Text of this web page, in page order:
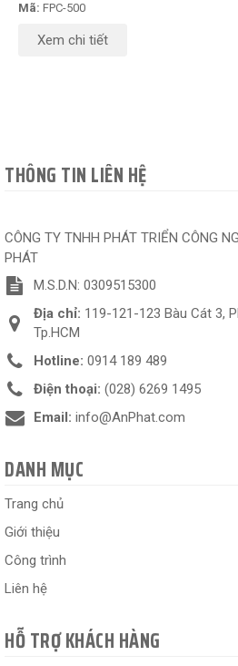
Mã: FPC-500
Xem chi tiết
THÔNG TIN LIÊN HỆ
CÔNG TY TNHH PHÁT TRIỂN CÔNG
PHÁT
M.S.D.N: 0309515300
Địa chỉ: 119-121-123 Bàu Cát 3,
Tp.HCM
Hotline: 0914 189 489
Điện thoại: (028) 6269 1495
Email: info@AnPhat.com
DANH MỤC
Trang chủ
Giới thiệu
Công trình
Liên hệ
HỖ TRỢ KHÁCH HÀNG